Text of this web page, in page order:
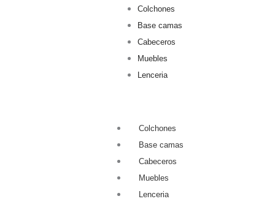
Colchones
Base camas
Cabeceros
Muebles
Lenceria
Colchones
Base camas
Cabeceros
Muebles
Lenceria